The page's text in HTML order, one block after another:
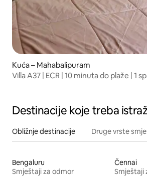
Kuća – Mahabalipuram
Villa A37 | ECR | 10 minuta do plaže | 1
Destinacije koje treba
Obližnje destinacije Druge vrste
Bengaluru
Smještaji za odmor
Čennai
Smještaji